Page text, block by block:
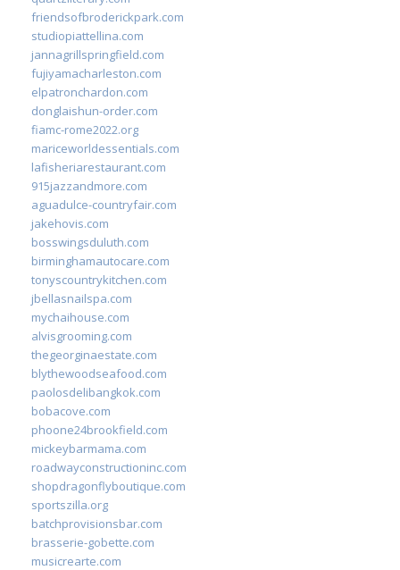
friendsofbroderickpark.com
studiopiattellina.com
jannagrillspringfield.com
fujiyamacharleston.com
elpatronchardon.com
donglaishun-order.com
fiamc-rome2022.org
mariceworldessentials.com
lafisheriarestaurant.com
915jazzandmore.com
aguadulce-countryfair.com
jakehovis.com
bosswingsduluth.com
birminghamautocare.com
tonyscountrykitchen.com
jbellasnailspa.com
mychaihouse.com
alvisgrooming.com
thegeorginaestate.com
blythewoodseafood.com
paolosdelibangkok.com
bobacove.com
phoone24brookfield.com
mickeybarmama.com
roadwayconstructioninc.com
shopdragonflyboutique.com
sportszilla.org
batchprovisionsbar.com
brasserie-gobette.com
musicrearte.com